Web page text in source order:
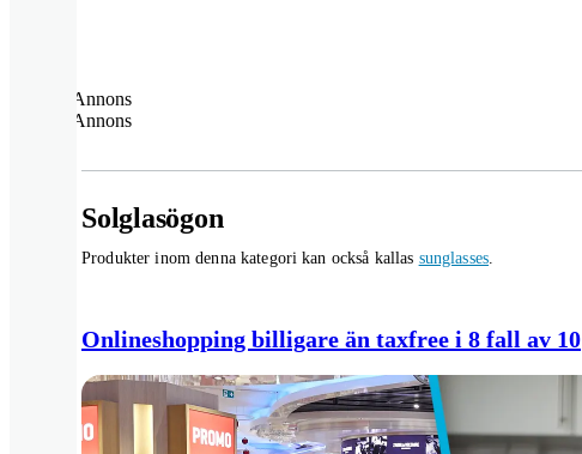
Annons
Annons
Solglasögon
Produkter inom denna kategori kan också kallas sunglasses.
Onlineshopping billigare än taxfree i 8 fall av 10